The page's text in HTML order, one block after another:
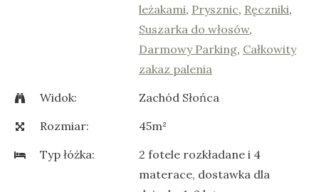
leżakami, Prysznic, Ręczniki,
Suszarka do włosów,
Darmowy Parking, Całkowity
zakaz palenia
Widok:
Zachód Słońca
Rozmiar:
45m²
Typ łóżka:
2 fotele rozkładane i 4
materace, dostawka dla